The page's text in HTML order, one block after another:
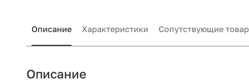
Описание Характеристики Сопутствующие
Описание